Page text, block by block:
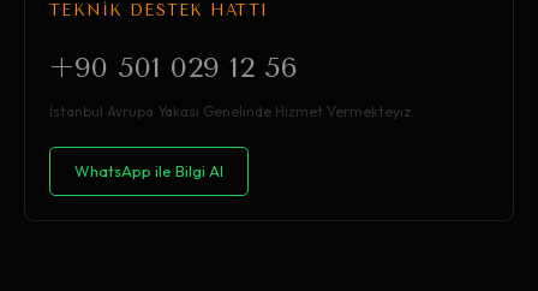
TEKNİK DESTEK HATTI
+90 501 029 12 56
İstanbul Avrupa Yakası Genelinde Hizmet Vermekteyiz.
WhatsApp ile Bilgi Al